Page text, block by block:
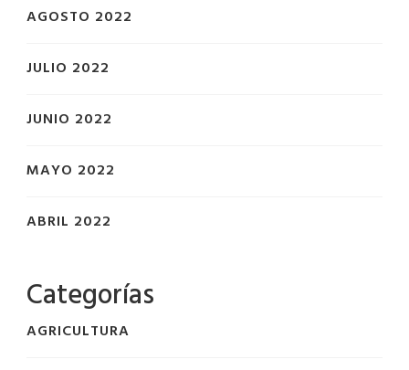
AGOSTO 2022
JULIO 2022
JUNIO 2022
MAYO 2022
ABRIL 2022
Categorías
AGRICULTURA